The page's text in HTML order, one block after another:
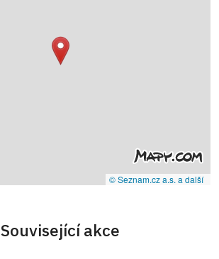
© Seznam.cz a.s. a další
Související akce